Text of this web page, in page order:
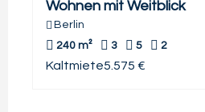
Wohnen mit Weitblick
Berlin
240 m²
3 5 2
Kaltmiete5.575 €